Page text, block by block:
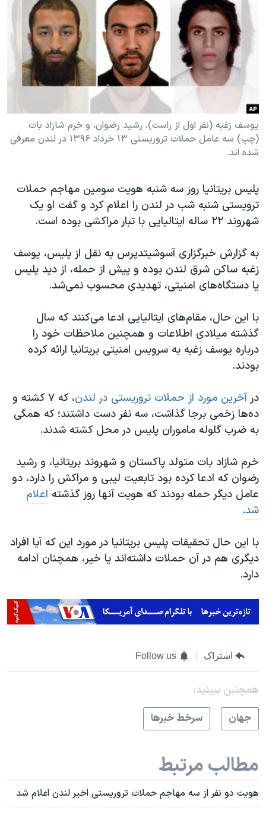
فرهنگ و زندگی
حقوق شهروندی
اقتصادی
علم و فناوری
گالری عکس
آرشیو پخش زنده
مستندها
انتخابات ریاست جمهوری آمریکا ۲۰۲۴
حمله جمهوری اسلامی به اسرائیل
رمز مهسا
اعتراضات زن، زندگی، آزادی
مجموعه مستندهای دادخواهی
دادگاه حمید نوری
چهل سال گروگان‌گیری
قانون شفافیت دارائی کادر رهبری ایران
اعتراضات مردمی آبان ۹۸
اسرائیل در جنگ
نرگس محمدی برنده جایزه نوبل صلح
همایش محافظه‌کاران آمریکا «سی‌پک»
صفحه‌های ویژه
سفر پرزیدنت ترامپ به چین
دنبال کنید
زبانهای مختلف
یوسف زغبه (نفر اول از راست)، رشید رضوان، و خرم شازاد بات
(چپ) سه عامل حملات تروریستی ۱۳ خرداد ۱۳۹۶ در لندن معرفی
شده اند.
پلیس بریتانیا روز سه شنبه هویت سومین مهاجم حملات
ترویستی شنبه شب در لندن را اعلام کرد و گفت او یک
شهروند ۲۲ ساله ایتالیایی با تبار مراکشی بوده است.
به گزارش خبرگزاری آسوشیتدپرس به نقل از پلیس، یوسف
زغبه ساکن شرق لندن بوده و پیش از حمله، از دید پلیس
یا دستگاه‌های امنیتی، تهدیدی محسوب نمی‌شد.
با این حال، مقام‌های ایتالیایی ادعا می‌کنند که سال
گذشته میلادی اطلاعات و همچنین ملاحظات خود را
درباره یوسف زغبه به سرویس امنیتی بریتانیا ارائه کرده
بودند.
درآخرین مورد از حملات تروریستی در لندن
، که ۷ کشته و
ده‌ها زخمی برجا گذاشت، سه نفر دست داشتند؛ که همگی
به ضرب گلوله ماموران پلیس در محل کشته شدند.
خرم شازاد بات متولد پاکستان و شهروند بریتانیا، و رشید
رضوان که ادعا کرده بود تابعیت لیبی و مراکش را دارد، دو
عامل دیگر حمله بودند که هویت آنها روز گذشته اعلام
شد.
با این حال تحقیقات پلیس بریتانیا در مورد این که آیا افراد
دیگری هم در آن حملات داشته‌اند یا خیر، همچنان ادامه
دارد.
اشتراک Follow us
همچنبن ببینید:
جهان
سرخط خبرها
مطالب مرتبط
هویت دو نفر از سه مهاجم حملات تروریستی اخیر لندن اعلام شد